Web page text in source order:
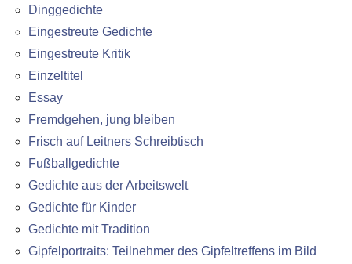
Dinggedichte
Eingestreute Gedichte
Eingestreute Kritik
Einzeltitel
Essay
Fremdgehen, jung bleiben
Frisch auf Leitners Schreibtisch
Fußballgedichte
Gedichte aus der Arbeitswelt
Gedichte für Kinder
Gedichte mit Tradition
Gipfelportraits: Teilnehmer des Gipfeltreffens im Bild